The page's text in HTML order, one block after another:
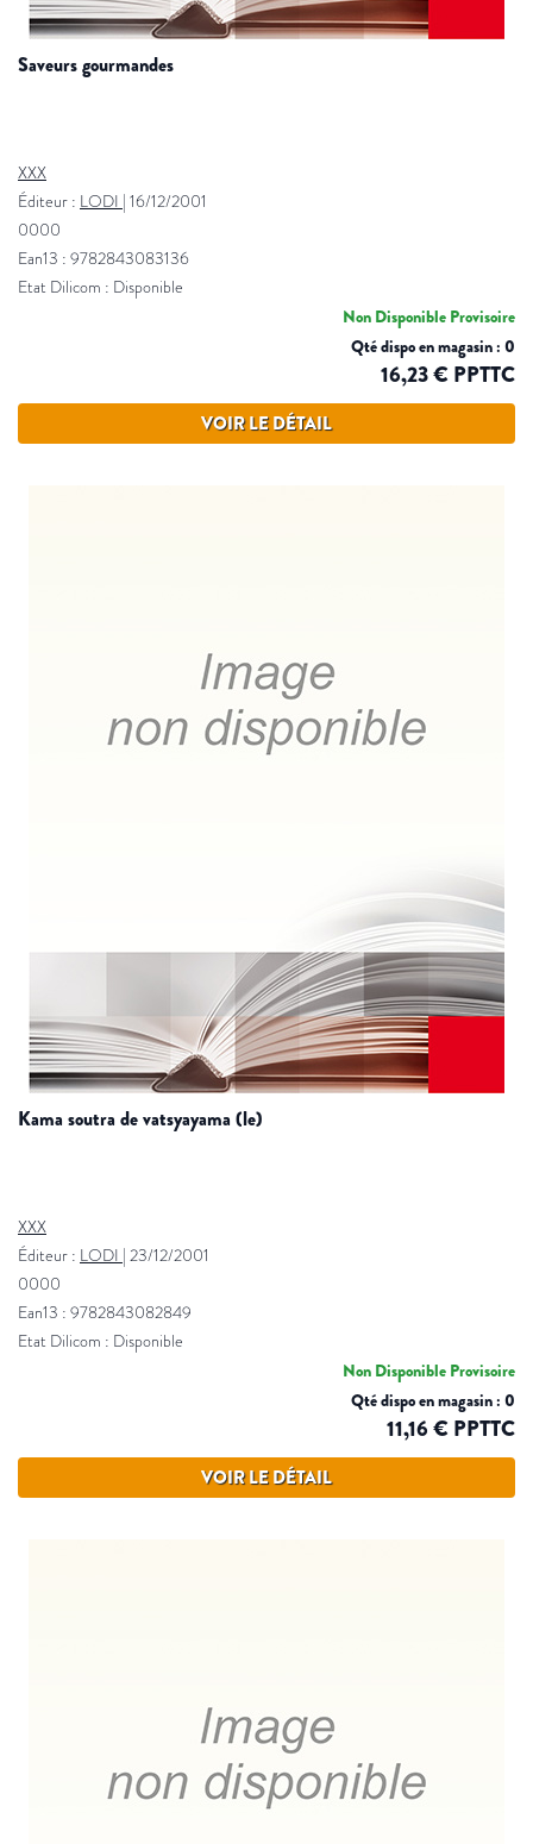
saveurs gourmandes
XXX
Éditeur : LODI | 16/12/2001
0000
Ean13 : 9782843083136
Etat Dilicom : Disponible
Non Disponible Provisoire
Qté dispo en magasin : 0
16,23 € PPTTC
VOIR LE DÉTAIL
kama soutra de vatsyayama (le)
XXX
Éditeur : LODI | 23/12/2001
0000
Ean13 : 9782843082849
Etat Dilicom : Disponible
Non Disponible Provisoire
Qté dispo en magasin : 0
11,16 € PPTTC
VOIR LE DÉTAIL